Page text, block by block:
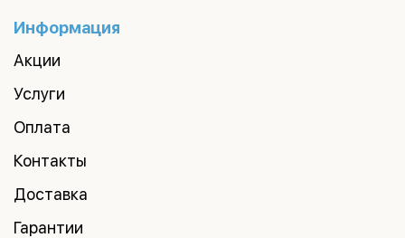
Информация
Акции
Услуги
Оплата
Контакты
Доставка
Гарантии